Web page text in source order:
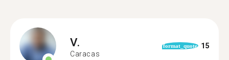
V.
Caracas
format_quote 15